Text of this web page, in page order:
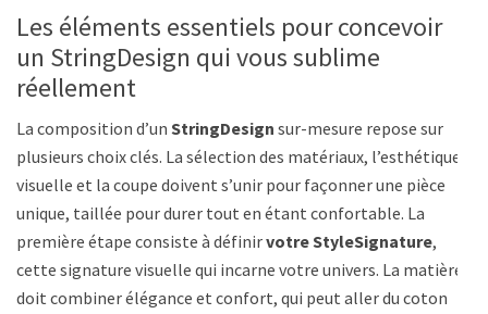
Les éléments essentiels pour concevoir
un StringDesign qui vous sublime
réellement
La composition d’un StringDesign sur-mesure repose sur
plusieurs choix clés. La sélection des matériaux, l’esthétique
visuelle et la coupe doivent s’unir pour façonner une pièce
unique, taillée pour durer tout en étant confortable. La
première étape consiste à définirvotre StyleSignature,
cette signature visuelle qui incarne votre univers. La matière
doit combiner élégance et confort, qui peut aller du coton